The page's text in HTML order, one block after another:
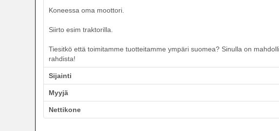
Koneessa oma moottori.
Siirto esim traktorilla.
Tiesitkö että toimitamme tuotteitamme ympäri suomea? Sinulla on
rahdista!
Sijainti
Myyjä
Nettikone